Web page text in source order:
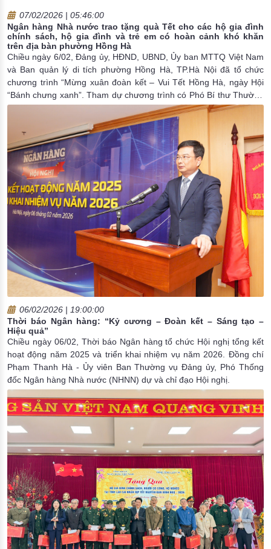
07/02/2026 | 05:46:00
Ngân hàng Nhà nước trao tặng quà Tết cho các hộ gia đình
chính sách, hộ gia đình và trẻ em có hoàn cảnh khó khăn
trên địa bàn phường Hồng Hà
Chiều ngày 6/02, Đảng ủy, HĐND, UBND, Ủy ban MTTQ Việt Nam
và Ban quản lý di tích phường Hồng Hà, TP.Hà Nội đã tổ chức
chương trình “Mừng xuân đoàn kết – Vui Tết Hồng Hà, ngày Hội
“Bánh chưng xanh”. Tham dự chương trình có Phó Bí thư Thường
trực Thành ủy Hà Nội Nguyễn Văn Phong; đại diện lãnh đạo cấp
ủy, chính quyền, các tổ chức đoàn thể và nhân dân Phường Hồng
Hà. Về phía Ngân hàng Nhà nước Việt Nam (NHNN) có ông
Nguyễn Đình Vinh, Chánh Văn phòng NHNN cùng đại diện lãnh
đạo một số NHTM trên địa bàn.
06/02/2026 | 19:00:00
Thời báo Ngân hàng: “Kỷ cương – Đoàn kết – Sáng tạo –
Hiệu quả”
Chiều ngày 06/02, Thời báo Ngân hàng tổ chức Hội nghị tổng kết
hoạt động năm 2025 và triển khai nhiệm vụ năm 2026. Đồng chí
Phạm Thanh Hà - Ủy viên Ban Thường vụ Đảng ủy, Phó Thống
đốc Ngân hàng Nhà nước (NHNN) dự và chỉ đạo Hội nghị.